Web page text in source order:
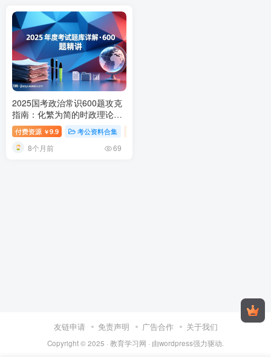
2025国考政治常识600题攻克
指南：化繁为简的时政理论升
级路径2025国考政治常识题库
600题解析
付费资源 ￥9.9 考公资料合集
8个月前 69
友链申请 免责声明 广告合作 关于我们
Copyright © 2025 · 教育学习网 · 由wordpress强力驱动.